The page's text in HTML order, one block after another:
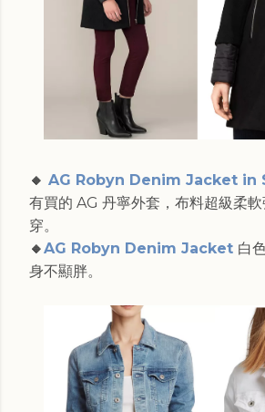
🔸 AG Robyn Denim Jacket in
有買的 AG 丹寧外套，布料超級柔
穿。
🔸AG Robyn Denim Jacket 白
身不顯胖。